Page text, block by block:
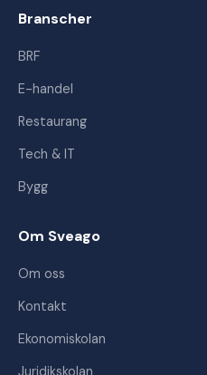
Branscher
BRF
E-handel
Restaurang
Tech & IT
Bygg
Om Sveago
Om oss
Kontakt
Ekonomiskolan
Juridikskolan